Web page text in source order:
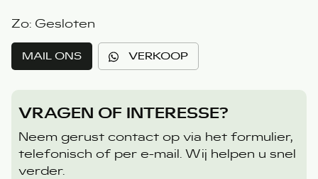
Zo: Gesloten
MAIL ONS VERKOOP
VRAGEN OF INTERESSE?
Neem gerust contact op via het formulier,
telefonisch of per e-mail. Wij helpen u snel
verder.